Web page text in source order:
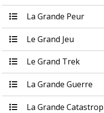
La Grande Peur
Le Grand Jeu
Le Grand Trek
La Grande Guerre
La Grande